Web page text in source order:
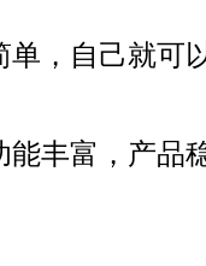
单，自己就可
能丰富，产品